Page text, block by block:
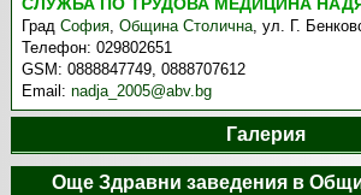
ГрадСофия,Община Столична,ул. Г.
Телефон:029802651
GSM:0888847749, 0888707612
Email:nadja_2005@abv.bg
Галерия
Още Здравни заведения в